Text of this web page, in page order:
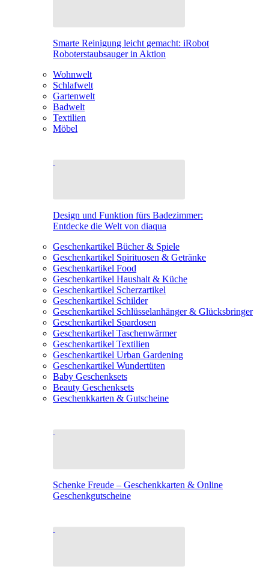
Smarte Reinigung leicht gemacht: iRobot
Roboterstaubsauger in Aktion
Wohnwelt
Schlafwelt
Gartenwelt
Badwelt
Textilien
Möbel
Design und Funktion fürs Badezimmer:
Entdecke die Welt von diaqua
Geschenkartikel Bücher & Spiele
Geschenkartikel Spirituosen & Getränke
Geschenkartikel Food
Geschenkartikel Haushalt & Küche
Geschenkartikel Scherzartikel
Geschenkartikel Schilder
Geschenkartikel Schlüsselanhänger & Glücksbringer
Geschenkartikel Spardosen
Geschenkartikel Taschenwärmer
Geschenkartikel Textilien
Geschenkartikel Urban Gardening
Geschenkartikel Wundertüten
Baby Geschenksets
Beauty Geschenksets
Geschenkkarten & Gutscheine
Schenke Freude – Geschenkkarten & Online
Geschenkgutscheine